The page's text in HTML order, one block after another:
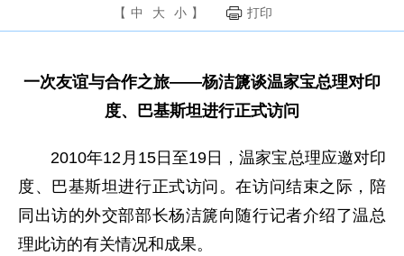
【 中 大 小 】 打印
一次友谊与合作之旅——杨洁篪谈温家宝总理对印
度、巴基斯坦进行正式访问
2010年12月15日至19日，温家宝总理应邀对印
度、巴基斯坦进行正式访问。在访问结束之际，陪
同出访的外交部部长杨洁篪向随行记者介绍了温总
理此访的有关情况和成果。